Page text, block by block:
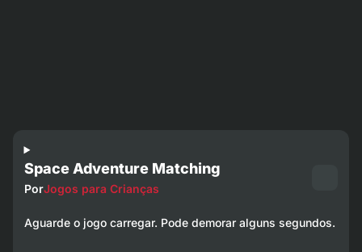
Space Adventure Matching
PorJogos para Crianças
Aguarde o jogo carregar. Pode demorar alguns segundos.